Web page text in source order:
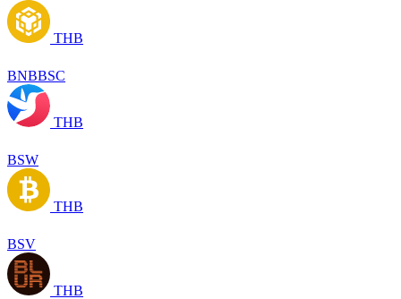
THB
BNBBSC
THB
BSW
THB
BSV
THB